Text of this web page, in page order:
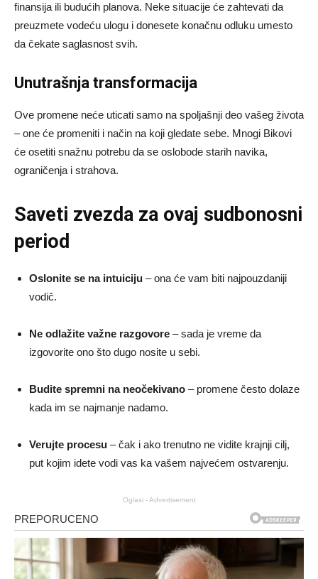
finansija ili budućih planova. Neke situacije će zahtevati da
preuzmete vodeću ulogu i donesete konačnu odluku umesto
da čekate saglasnost svih.
Unutrašnja transformacija
Ove promene neće uticati samo na spoljašnji deo vašeg života
– one će promeniti i način na koji gledate sebe. Mnogi Bikovi
će osetiti snažnu potrebu da se oslobode starih navika,
ograničenja i strahova.
Saveti zvezda za ovaj sudbonosni
period
Oslonite se na intuiciju – ona će vam biti najpouzdaniji
vodič.
Ne odlažite važne razgovore – sada je vreme da
izgovorite ono što dugo nosite u sebi.
Budite spremni na neočekivano – promene često dolaze
kada im se najmanje nadamo.
Verujte procesu – čak i ako trenutno ne vidite krajnji cilj,
put kojim idete vodi vas ka vašem najvećem ostvarenju.
Oglasi - Advertisement